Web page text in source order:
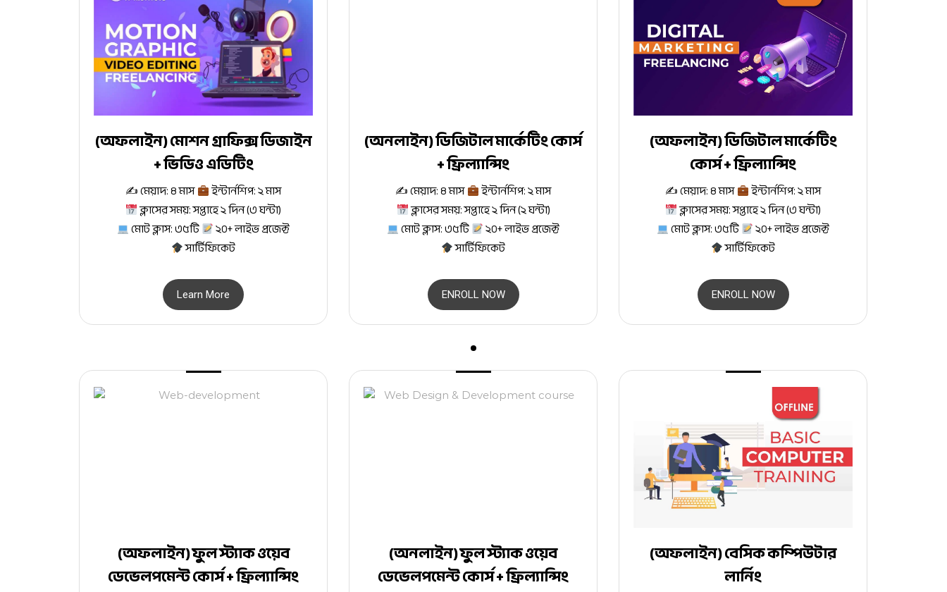
(অফলাইন) মোশন গ্রাফিক্স ডিজাইন
+ ভিডিও এডিটিং
✍মেয়াদ: ৪ মাস
ইন্টার্নশিপ: ২ মাস
ক্লাসের সময়: সপ্তাহে ২ দিন (৩ ঘন্টা)
মোট ক্লাস: ৩৫টি
২০+ লাইভ প্রজেক্ট
সার্টিফিকেট
Learn More
(অনলাইন) ডিজিটাল মার্কেটিং কোর্স
+ ফ্রিল্যান্সিং
✍মেয়াদ: ৪ মাস
ইন্টার্নশিপ: ২ মাস
ক্লাসের সময়: সপ্তাহে ২ দিন (২ ঘন্টা)
মোট ক্লাস: ৩৫টি
২০+ লাইভ প্রজেক্ট
সার্টিফিকেট
ENROLL NOW
(অফলাইন) ডিজিটাল মার্কেটিং
কোর্স + ফ্রিল্যান্সিং
✍মেয়াদ: ৪ মাস
ইন্টার্নশিপ: ২ মাস
ক্লাসের সময়: সপ্তাহে ২ দিন (৩ ঘন্টা)
মোট ক্লাস: ৩৫টি
২০+ লাইভ প্রজেক্ট
সার্টিফিকেট
ENROLL NOW
(অফলাইন) ফুল স্ট্যাক ওয়েব
ডেভেলপমেন্ট কোর্স + ফ্রিল্যান্সিং
(অনলাইন) ফুল স্ট্যাক ওয়েব
ডেভেলপমেন্ট কোর্স + ফ্রিল্যান্সিং
(অফলাইন) বেসিক কম্পিউটার
লার্নিং